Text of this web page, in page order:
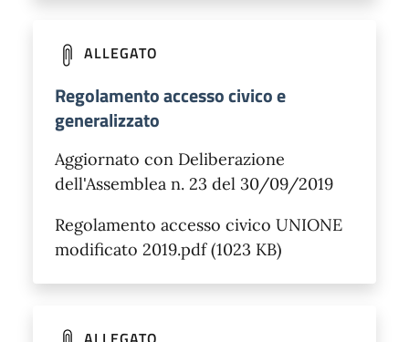
ALLEGATO
Regolamento accesso civico e
generalizzato
Aggiornato con Deliberazione
dell'Assemblea n. 23 del 30/09/2019
Regolamento accesso civico UNIONE
modificato 2019.pdf (1023 KB)